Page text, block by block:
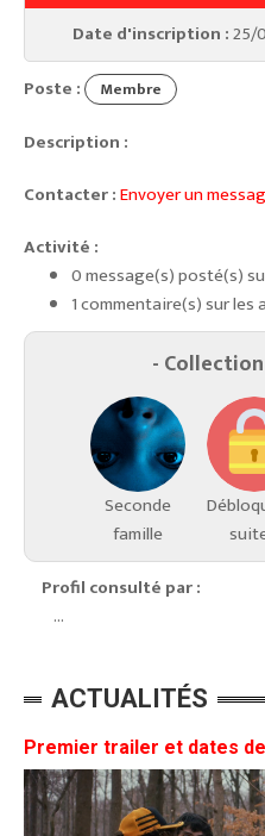
Date d'inscription :25/
Poste :
Membre
Description :
Contacter :Envoyer un
Activité :
0 message(s) posté(s)
1 commentaire(s) sur les
-
Seconde
famille
Profil consulté par :
...
ACTUALITÉS
Premier trailer et dates